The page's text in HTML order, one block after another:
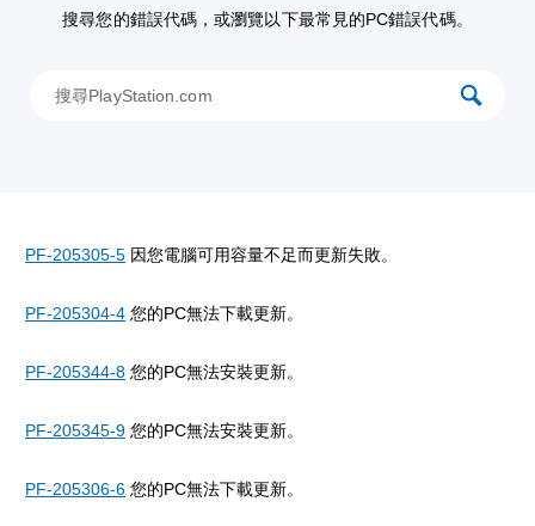
搜尋您的錯誤代碼，或瀏覽以下最常見的PC錯誤代碼。
PF-205305-5 因您電腦可用容量不足而更新失敗。
PF-205304-4 您的PC無法下載更新。
PF-205344-8 您的PC無法安裝更新。
PF-205345-9 您的PC無法安裝更新。
PF-205306-6 您的PC無法下載更新。